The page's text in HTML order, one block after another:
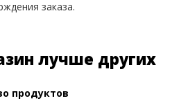
заказа.
лучше других
продуктов